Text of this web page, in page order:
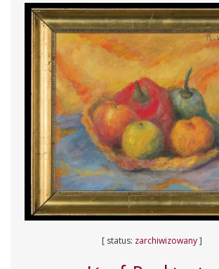
[ status: zarchiwizowany]